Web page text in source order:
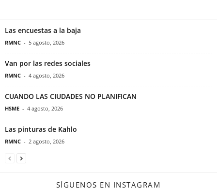
Las encuestas a la baja
RMNC - 5 agosto, 2026
Van por las redes sociales
RMNC - 4 agosto, 2026
CUANDO LAS CIUDADES NO PLANIFICAN
HSME - 4 agosto, 2026
Las pinturas de Kahlo
RMNC - 2 agosto, 2026
SÍGUENOS EN INSTAGRAM